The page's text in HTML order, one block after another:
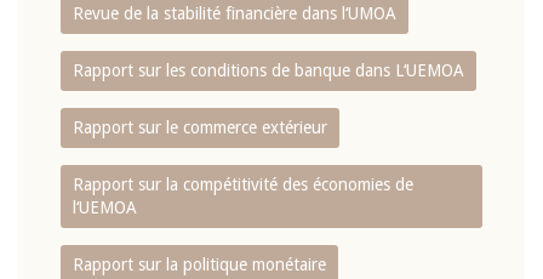
Revue de la stabilité financière dans l‘UMOA
Rapport sur les conditions de banque dans L‘UEMOA
Rapport sur le commerce extérieur
Rapport sur la compétitivité des économies de
l‘UEMOA
Rapport sur la politique monétaire